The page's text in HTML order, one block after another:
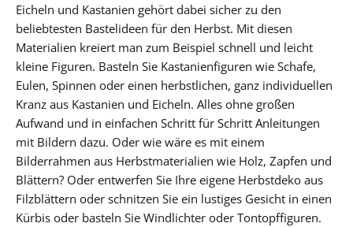
Eicheln und Kastanien gehört dabei sicher zu den
beliebtesten Bastelideen für den Herbst. Mit diesen
Materialien kreiert man zum Beispiel schnell und leicht
kleine Figuren. Basteln Sie Kastanienfiguren wie Schafe,
Eulen, Spinnen oder einen herbstlichen, ganz individuellen
Kranz aus Kastanien und Eicheln. Alles ohne großen
Aufwand und in einfachen Schritt für Schritt Anleitungen
mit Bildern dazu. Oder wie wäre es mit einem
Bilderrahmen aus Herbstmaterialien wie Holz, Zapfen und
Blättern? Oder entwerfen Sie Ihre eigene Herbstdeko aus
Filzblättern oder schnitzen Sie ein lustiges Gesicht in einen
Kürbis oder basteln Sie Windlichter oder Tontopffiguren.